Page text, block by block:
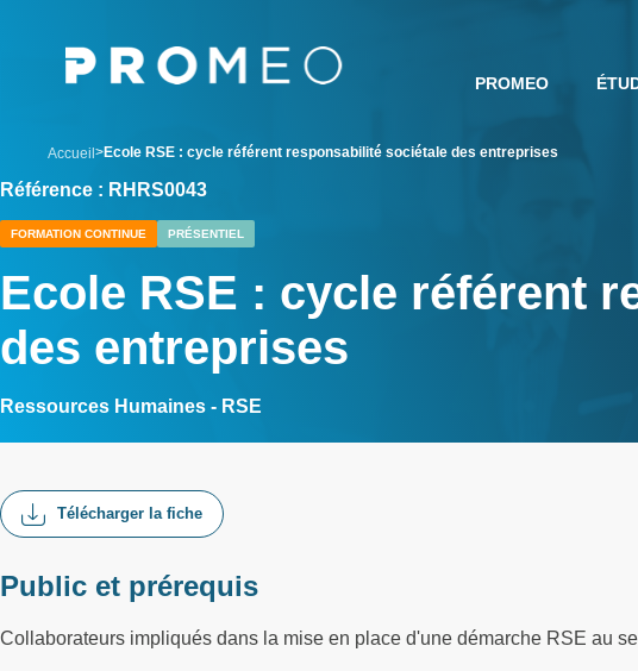
PROMEO
Accueil Ecole RSE : cycle référent responsabilité sociétale des entreprises
Référence : RHRS0043
FORMATION CONTINUE PRÉSENTIEL
Ecole RSE : cycle référent
des entreprises
Ressources Humaines - RSE
Télécharger la fiche
Public et prérequis
Collaborateurs impliqués dans la mise en place d'une démarche RSE au